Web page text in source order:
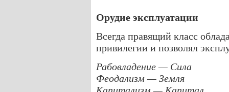
Орудие эксплуатации
Всегда правящий класс
привилегии и позволял
Рабовладение — Сила
Феодализм — Земля